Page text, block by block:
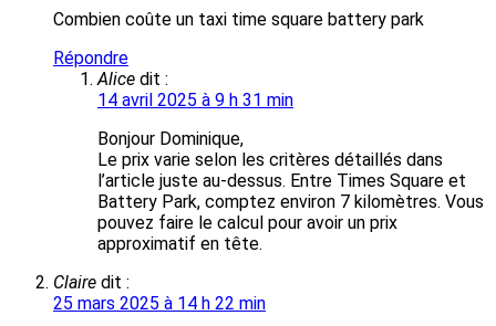
Combien coûte un taxi time square battery park
Répondre
Alice dit :
14 avril 2025 à 9 h 31 min
Bonjour Dominique,
Le prix varie selon les critères détaillés dans
l’article juste au-dessus. Entre Times Square et
Battery Park, comptez environ 7 kilomètres. Vous
pouvez faire le calcul pour avoir un prix
approximatif en tête.
Claire dit :
25 mars 2025 à 14 h 22 min